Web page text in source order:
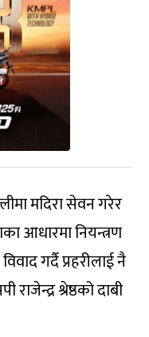
मदिरा सेवन गरेर
आधारमा नियन्त्रण
गर्दै प्रहरीलाई नै
राजेन्द्र श्रेष्ठको दाबी